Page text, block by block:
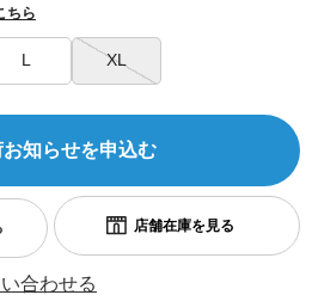
L XL
ちら
お知らせを申込む
合わせる